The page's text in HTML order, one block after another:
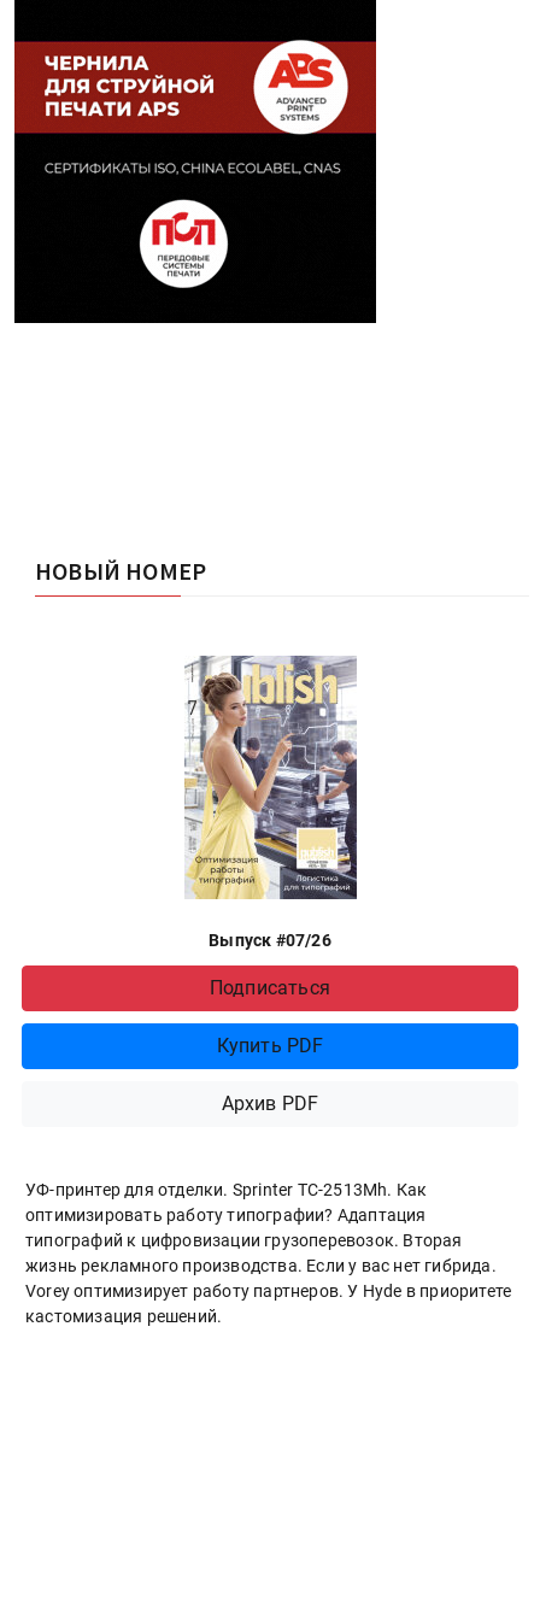
НОВЫЙ НОМЕР
Выпуск #07/26
Подписаться
Купить PDF
Архив PDF
УФ-принтер для отделки. Sprinter ТС-2513Mh. Как
оптимизировать работу типографии? Адаптация
типографий к цифровизации грузоперевозок. Вторая
жизнь рекламного производства. Если у вас нет гибрида.
Vorey оптимизирует работу партнеров. У Hyde в приоритете
кастомизация решений.